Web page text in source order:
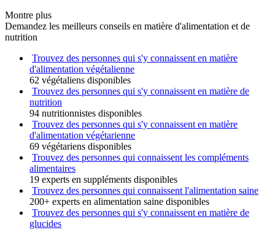
Montre plus
Demandez les meilleurs conseils en matière d'alimentation et de
nutrition
Trouvez des personnes qui s'y connaissent en matière
d'alimentation végétalienne
62 végétaliens disponibles
Trouvez des personnes qui s'y connaissent en matière de
nutrition
94 nutritionnistes disponibles
Trouvez des personnes qui s'y connaissent en matière
d'alimentation végétarienne
69 végétariens disponibles
Trouvez des personnes qui connaissent les compléments
alimentaires
19 experts en suppléments disponibles
Trouvez des personnes qui connaissent l'alimentation saine
200+ experts en alimentation saine disponibles
Trouvez des personnes qui s'y connaissent en matière de
glucides